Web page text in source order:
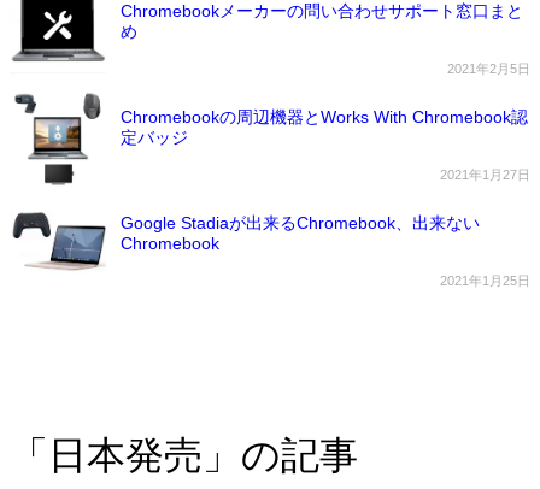
Chromebookメーカーの問い合わせサポート窓口まと
め
2021年2月5日
Chromebookの周辺機器とWorks With Chromebook認
定バッジ
2021年1月27日
Google Stadiaが出来るChromebook、出来ない
Chromebook
2021年1月25日
「日本発売」の記事